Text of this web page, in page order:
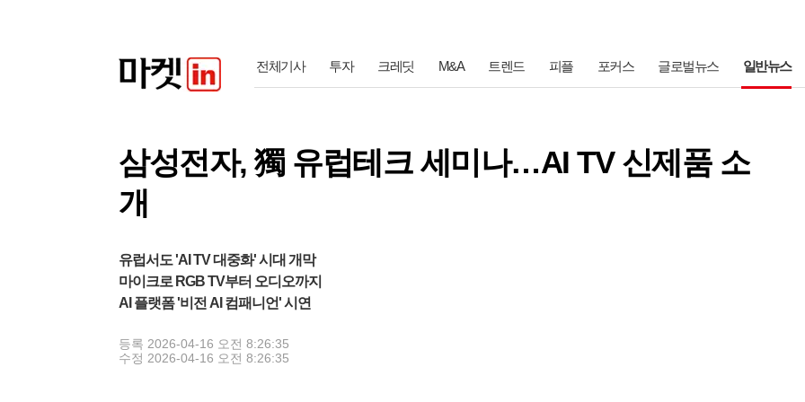
전체기사 투자 크레딧 M&A 트렌드 피플 포커스 글로벌뉴스 일반뉴스
삼성전자, 獨 유럽테크 세미나…AI TV 신제품 소
개
유럽서도 'AI TV 대중화' 시대 개막
마이크로 RGB TV부터 오디오까지
AI 플랫폼 '비전 AI 컴패니언' 시연
등록 2026-04-16 오전 8:26:35
수정 2026-04-16 오전 8:26:35